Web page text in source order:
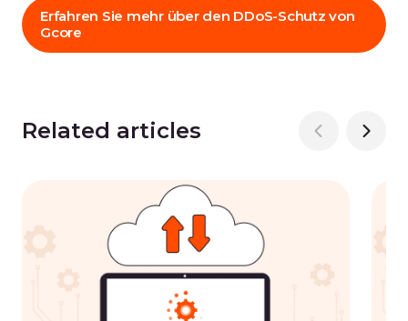
Erfahren Sie mehr über den DDoS-Schutz von
Gcore
Related articles